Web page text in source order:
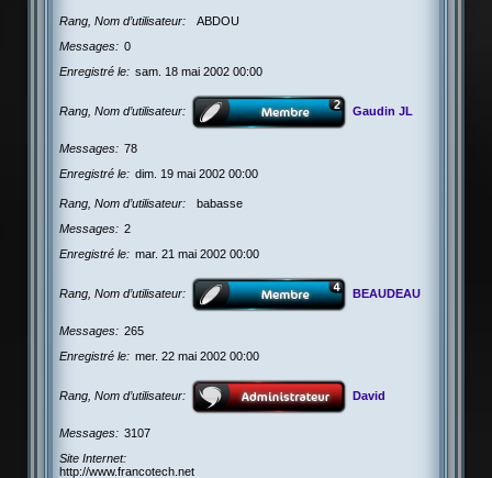
Rang, Nom d’utilisateur
ABDOU
Messages
0
Enregistré le
sam. 18 mai 2002 00:00
Rang, Nom d’utilisateur Gaudin JL
Messages
78
Enregistré le
dim. 19 mai 2002 00:00
Rang, Nom d’utilisateur
babasse
Messages
2
Enregistré le
mar. 21 mai 2002 00:00
Rang, Nom d’utilisateur BEAUDEAU
Messages
265
Enregistré le
mer. 22 mai 2002 00:00
Rang, Nom d’utilisateur David
Messages
3107
Site Internet
http://www.francotech.net